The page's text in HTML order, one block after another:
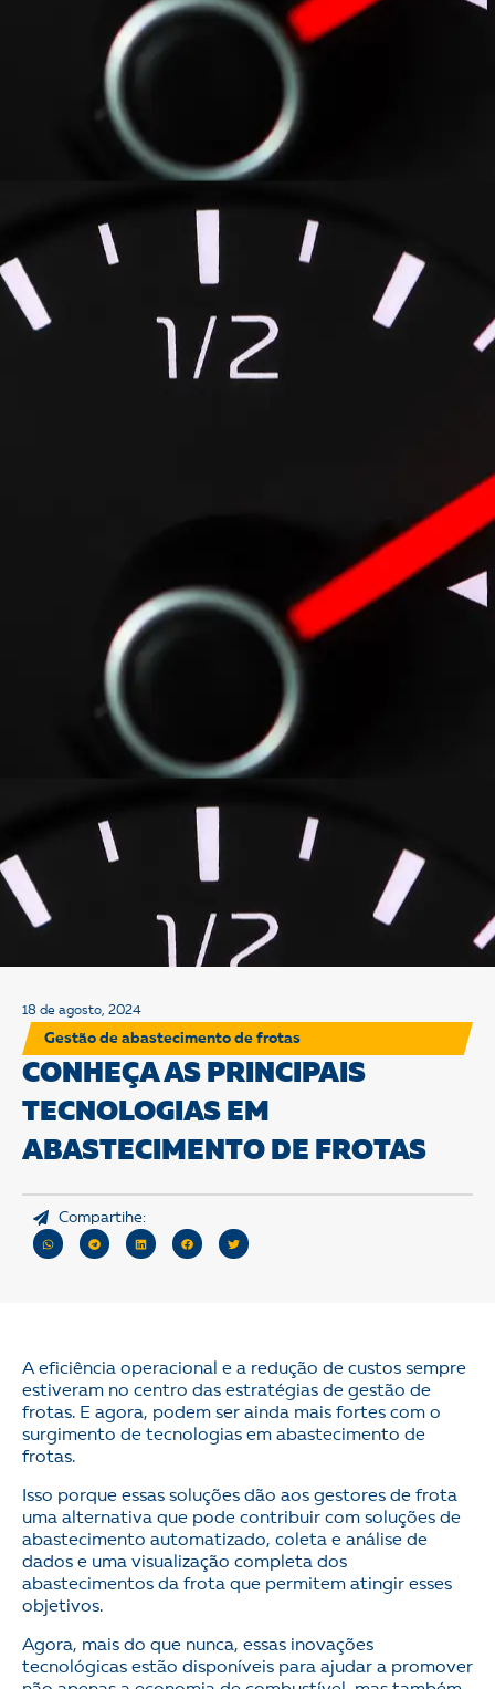
18 de agosto, 2024
Gestão de abastecimento de frotas
CONHEÇA AS PRINCIPAIS
TECNOLOGIAS EM
ABASTECIMENTO DE FROTAS
Compartihe:
A eficiência operacional e a redução de custos sempre
estiveram no centro das estratégias de gestão de
frotas. E agora, podem ser ainda mais fortes com o
surgimento de tecnologias em abastecimento de
frotas.
Isso porque essas soluções dão aos gestores de frota
uma alternativa que pode contribuir com soluções de
abastecimento automatizado, coleta e análise de
dados e uma visualização completa dos
abastecimentos da frota que permitem atingir esses
objetivos.
Agora, mais do que nunca, essas inovações
tecnológicas estão disponíveis para ajudar a promover